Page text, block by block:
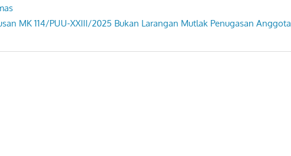
MK 114/PUU-XXIII/2025 Bukan Larangan Mutlak Penugasan Anggota